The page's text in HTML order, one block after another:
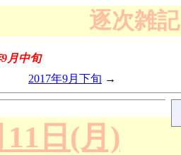
逐次雑
月中旬
2017年9月下旬
11日(月)